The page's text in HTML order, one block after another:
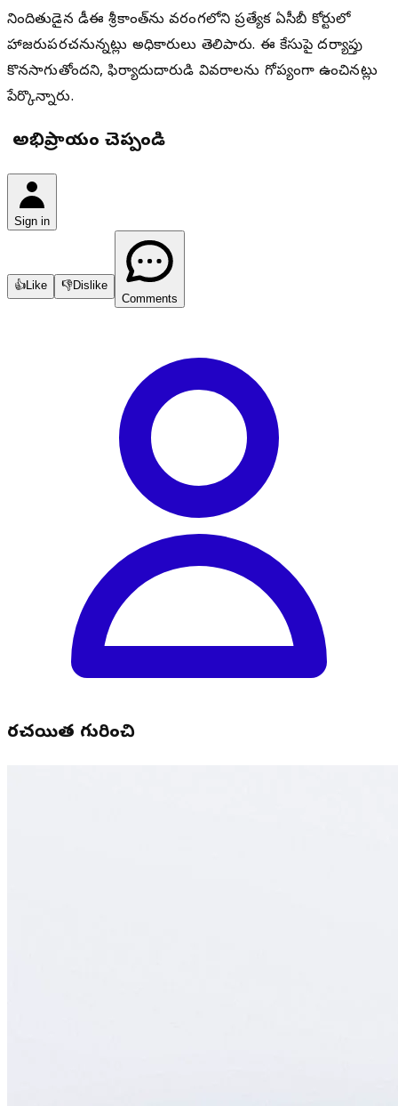
నిందితుడైన డీఈ శ్రీకాంత్‌ను వరంగల్‌లోని ప్రత్యేక ఏసీబీ కోర్టులో
హాజరుపరచనున్నట్లు అధికారులు తెలిపారు. ఈ కేసుపై దర్యాప్తు
కొనసాగుతోందని, ఫిర్యాదుదారుడి వివరాలను గోప్యంగా ఉంచినట్లు
పేర్కొన్నారు.
మీ అభిప్రాయం చెప్పండి
Sign in
👍Like 👎Dislike
Comments
రచయిత గురించి